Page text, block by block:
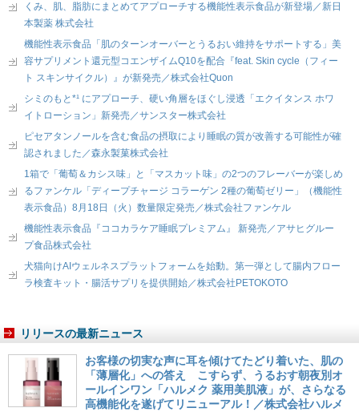
くみ、肌、脂肪にまとめてアプローチする機能性表示食品が新登場／新日
本製薬 株式会社
機能性表示食品「肌のターンオーバーとうるおい維持をサポートする」美
容サプリメント還元型コエンザイムQ10を配合『feat. Skin cycle（フィー
ト スキンサイクル）』が新発売／株式会社Quon
シミのもと*¹ にアプローチ、硬い角層をほぐし浸透「エクイタンス ホワ
イトローション」新発売／サンスター株式会社
ピセアタンノールを含む食品の摂取により睡眠の質が改善する可能性が確
認されました／森永製菓株式会社
1箱で「葡萄＆カシス味」と「マスカット味」の2つのフレーバーが楽しめ
るファンケル「ディープチャージ コラーゲン 2種の葡萄ゼリー」（機能性
表示食品）8月18日（火）数量限定発売／株式会社ファンケル
機能性表示食品『ココカラケア睡眠プレミアム』 新発売／アサヒグルー
プ食品株式会社
犬猫向けAIウェルネスプラットフォームを始動。第一弾として腸内フロー
ラ検査キット・腸活サプリを提供開始／株式会社PETOKOTO
リリースの最新ニュース
お客様の切実な声に耳を傾けてたどり着いた、肌の
「薄層化」への答え こすらず、うるおす朝夜別オ
ールインワン「ハルメク 薬用美肌液」が、さらなる
高機能化を遂げてリニューアル！／株式会社ハルメ